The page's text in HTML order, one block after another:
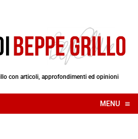
con articoli, approfondimenti ed opinioni
MENU ≡
☰